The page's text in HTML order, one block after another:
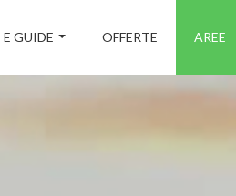
GUIDE OFFERTE AREE